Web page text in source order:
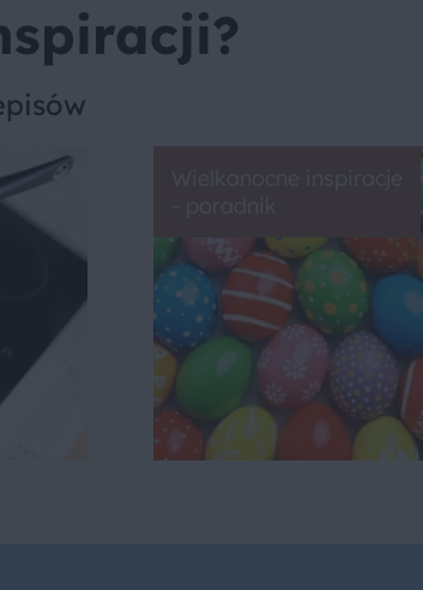
Wielkanocne inspiracje
- poradnik